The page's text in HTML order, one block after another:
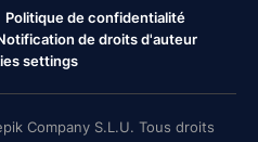
Politique de confidentialité
de droits d'auteur
settings
Company S.L.U. Tous droits